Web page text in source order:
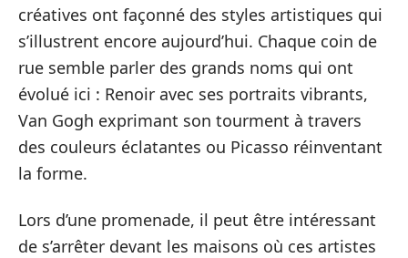
créatives ont façonné des styles artistiques qui
s’illustrent encore aujourd’hui. Chaque coin de
rue semble parler des grands noms qui ont
évolué ici : Renoir avec ses portraits vibrants,
Van Gogh exprimant son tourment à travers
des couleurs éclatantes ou Picasso réinventant
la forme.
Lors d’une promenade, il peut être intéressant
de s’arrêter devant les maisons où ces artistes